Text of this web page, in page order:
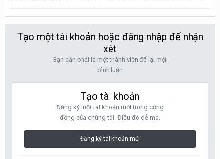
Tạo một tài khoản hoặc đăng nhập để nhận
xét
Bạn cần phải là một thành viên để lại một
bình luận
Tạo tài khoản
Đăng ký một tài khoản mới trong cộng
đồng của chúng tôi. Điều đó dễ mà.
Đăng ký tài khoản mới